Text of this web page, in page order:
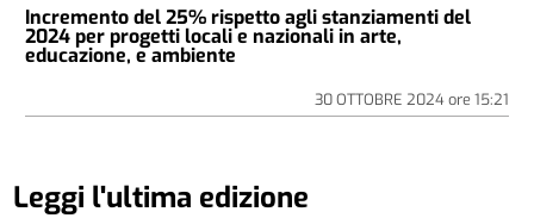
Incremento del 25% rispetto agli stanziamenti del
2024 per progetti locali e nazionali in arte,
educazione, e ambiente
30 OTTOBRE 2024ore 15:21
Leggi l'ultima edizione